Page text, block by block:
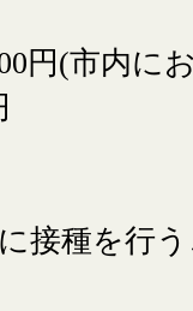
円(市内に
接種を行